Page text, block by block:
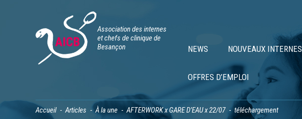
Association des internes
et chefs de clinique de
Besançon
NEWS NOUVEAUX INTERNES
OFFRES D’EMPLOI
Accueil Articles À la une AFTERWORK x GARE D’EAU x 22/07 téléchargement